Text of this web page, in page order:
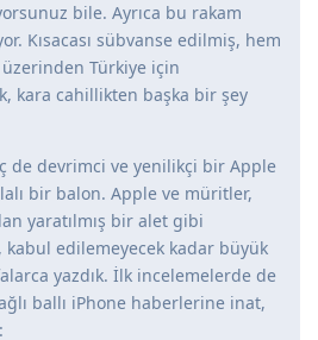
bile. Ayrıca bu rakam
Kısacası sübvanse edilmiş, hem
üzerinden Türkiye için
kara cahillikten başka bir şey
de devrimci ve yenilikçi bir Apple
bir balon. Apple ve müritler,
yaratılmış bir alet gibi
kabul edilemeyecek kadar büyük
yazdık. İlk incelemelerde de
ballı iPhone haberlerine inat,